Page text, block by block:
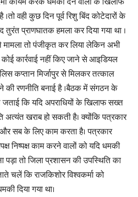
।तो वही कुछ दिन पूर्व रिशु बिंद कोटेदारों के
तुरंत प्राणघातक हमला कर दिया गया था ।
मामला तो पंजीकृत कर लिया लेकिन अभी
कार्रवाई नहीं किए जाने से आइडियल
कप्तान मिर्जापुर से मिलकर तत्काल
की रणनीति बनाई है ।बैठक में संगठन के
जताई कि यदि अपराधियों के खिलाफ सख्त
अत्यंत खराब हो सकती है। क्योंकि पत्रकार
सब के लिए काम करता है। पत्रकार
निष्पक्ष काम करने वालों को यदि धमकी
तो जिला प्रशासन की उपस्थिति का
चलें कि राजकिशोर विश्वकर्मा को
दिया गया था।